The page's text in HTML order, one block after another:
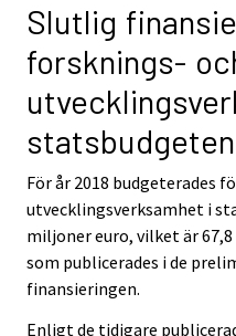
Slutlig
forsknings-
För år 2018 budgeterades
utvecklingsverksamhet i
miljoner euro, vilket är
som publicerades i de
finansieringen.
Enligt de tidigare